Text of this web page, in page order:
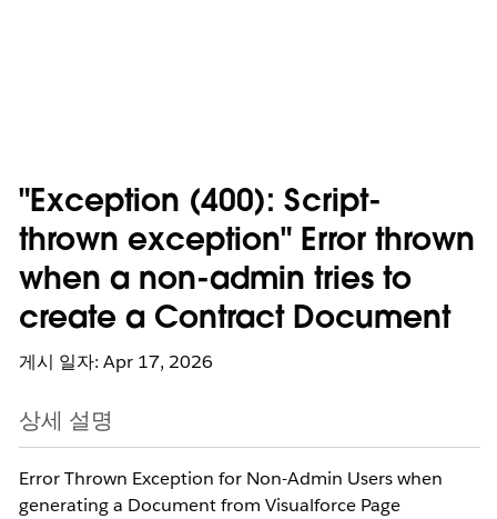
"Exception (400): Script-
thrown exception" Error thrown
when a non-admin tries to
create a Contract Document
게시 일자: Apr 17, 2026
상세 설명
Error Thrown Exception for Non-Admin Users when
generating a Document from Visualforce Page